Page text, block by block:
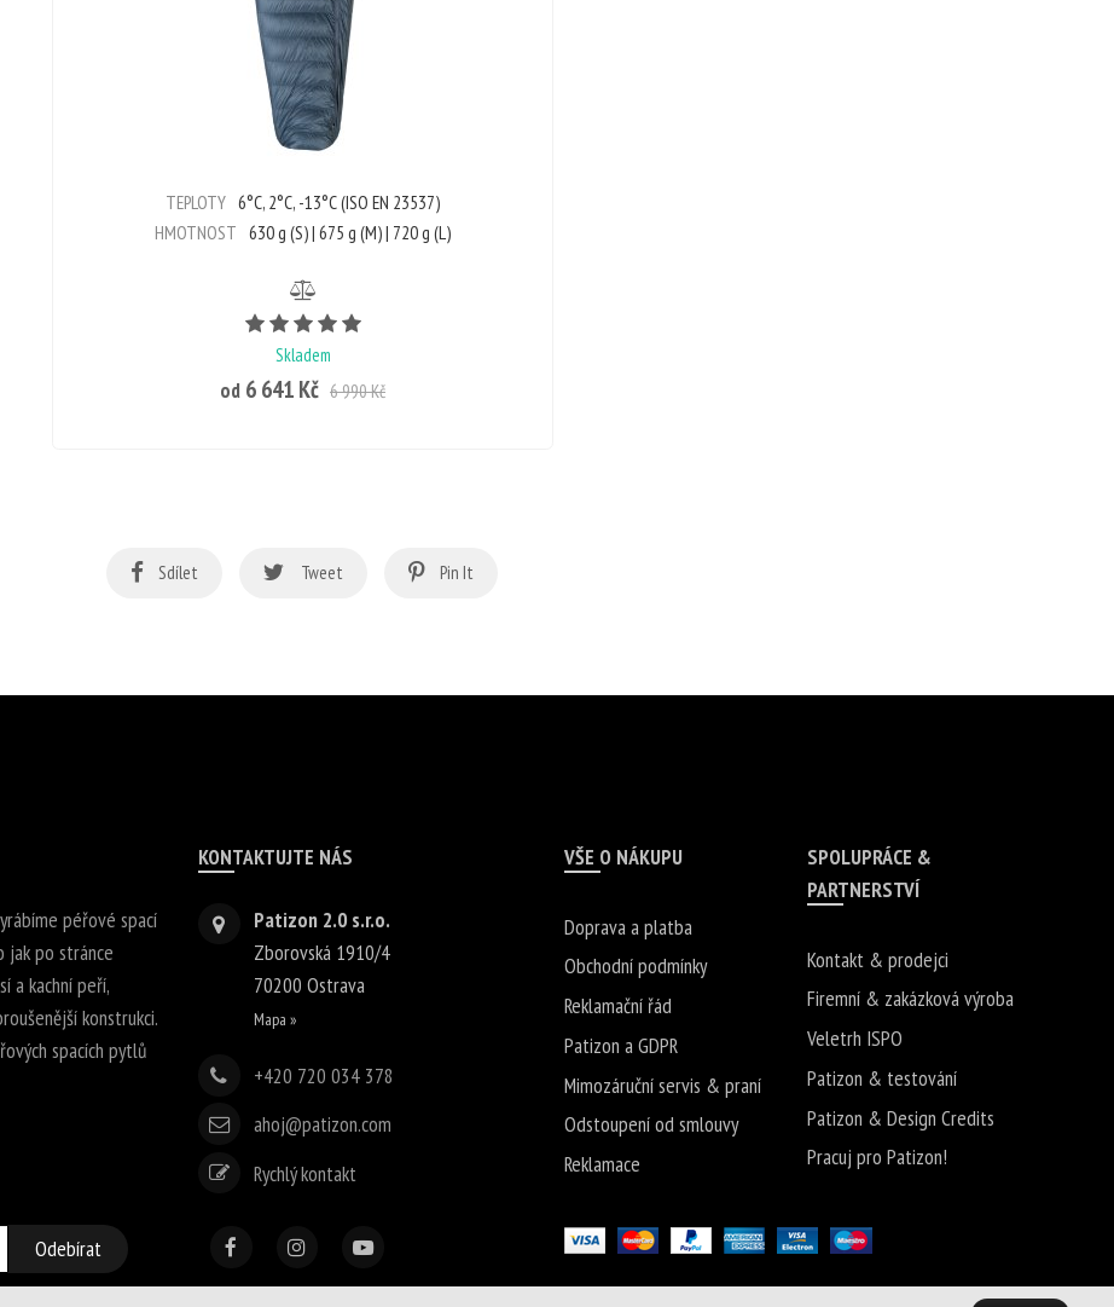
TEPLOTY 6°C, 2°C, -13°C (ISO EN 23537)
HMOTNOST 630 g (S) | 675 g (M) | 720 g (L)
Skladem
od 6 641 Kč 6 990 Kč
Sdílet Tweet Pin It
péřové spací
jak po stránce
a kachní peří,
konstrukci.
spacích pytlů
Odebírat
KONTAKTUJTE NÁS
Patizon 2.0 s.r.o.
Zborovská 1910/4
70200Ostrava
Mapa »
+420 720 034 378
ahoj@patizon.com
Rychlý kontakt
VŠE O NÁKUPU
Doprava a platba
Obchodní podmínky
Reklamační řád
Patizon a GDPR
Mimozáruční servis & praní
Odstoupení od smlouvy
Reklamace
SPOLUPRÁCE &
PARTNERSTVÍ
Kontakt & prodejci
Firemní & zakázková výroba
Veletrh ISPO
Patizon & testování
Patizon & Design Credits
Pracuj pro Patizon!